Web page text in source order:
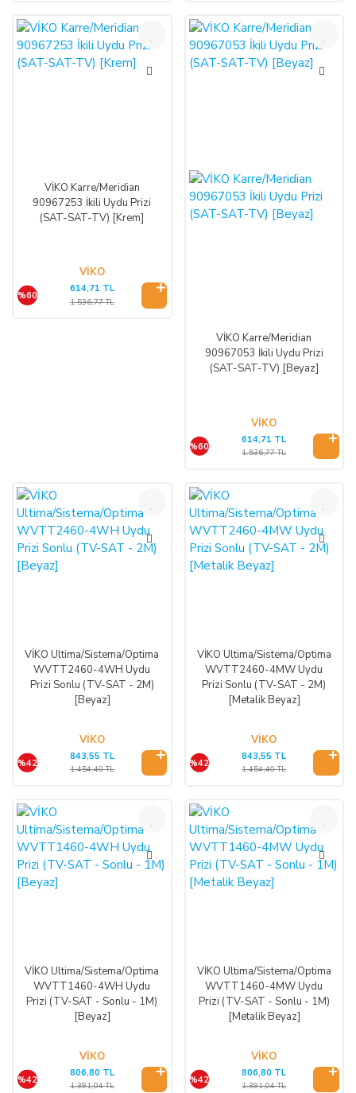
%60
VİKO Karre/Meridian
90967253 İkili Uydu Prizi
(SAT-SAT-TV) [Krem]
VİKO
%60
614,71 TL
1.536,77 TL
%60
VİKO Karre/Meridian
90967053 İkili Uydu Prizi
(SAT-SAT-TV) [Beyaz]
VİKO
%60
614,71 TL
1.536,77 TL
%42
VİKO Ultima/Sistema/Optima
WVTT2460-4WH Uydu
Prizi Sonlu (TV-SAT - 2M)
[Beyaz]
VİKO
%42
843,55 TL
1.454,40 TL
%42
VİKO Ultima/Sistema/Optima
WVTT2460-4MW Uydu
Prizi Sonlu (TV-SAT - 2M)
[Metalik Beyaz]
VİKO
%42
843,55 TL
1.454,40 TL
%42
VİKO Ultima/Sistema/Optima
WVTT1460-4WH Uydu
Prizi (TV-SAT - Sonlu - 1M)
[Beyaz]
VİKO
%42
806,80 TL
1.391,04 TL
%42
VİKO Ultima/Sistema/Optima
WVTT1460-4MW Uydu
Prizi (TV-SAT - Sonlu - 1M)
[Metalik Beyaz]
VİKO
%42
806,80 TL
1.391,04 TL